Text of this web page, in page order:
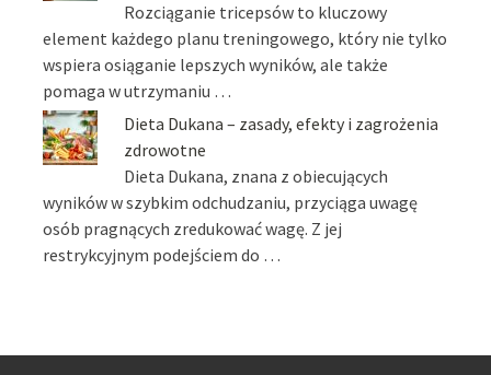
Rozciąganie tricepsów to kluczowy
element każdego planu treningowego, który nie tylko
wspiera osiąganie lepszych wyników, ale także
pomaga w utrzymaniu …
Dieta Dukana – zasady, efekty i zagrożenia
zdrowotne
Dieta Dukana, znana z obiecujących
wyników w szybkim odchudzaniu, przyciąga uwagę
osób pragnących zredukować wagę. Z jej
restrykcyjnym podejściem do …